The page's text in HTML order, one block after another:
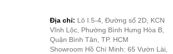
Địa chỉ: Lô I.5-4, Đường số 2D, KCN
Vĩnh Lộc, Phường Bình Hưng Hòa B,
Quận Bình Tân, TP. HCM
Showroom Hồ Chí Minh: 65 Vườn Lài,